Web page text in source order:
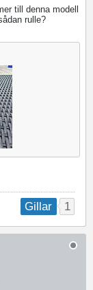
till denna modell
rulle?
Gillar 1